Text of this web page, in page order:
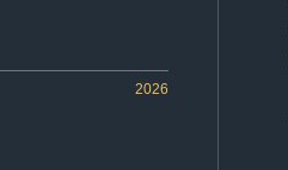
2026